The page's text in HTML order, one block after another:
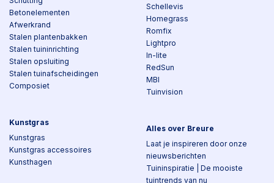
Betonelementen
Afwerkrand
Stalen plantenbakken
Stalen tuininrichting
Stalen opsluiting
Stalen tuinafscheidingen
Composiet
Kunstgras
Kunstgras
Kunstgras accessoires
Kunsthagen
Schellevis
Homegrass
Romfix
Lightpro
In-lite
RedSun
MBI
Tuinvision
Alles over Breure
Laat je inspireren door onze
nieuwsberichten
Tuininspiratie | De mooiste
tuintrends van nu